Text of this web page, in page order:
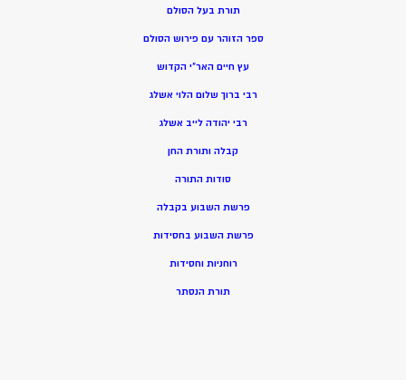
תורת בעל הסולם
ספר הזוהר עם פירוש הסולם
עץ חיים האר”י הקדוש
רבי ברוך שלום הלוי אשלג
רבי יהודה לייב אשלג
קבלה ותורת החן
סודות התורה
פרשת השבוע בקבלה
פרשת השבוע בחסידות
רוחניות וחסידות
תורת הנסתר